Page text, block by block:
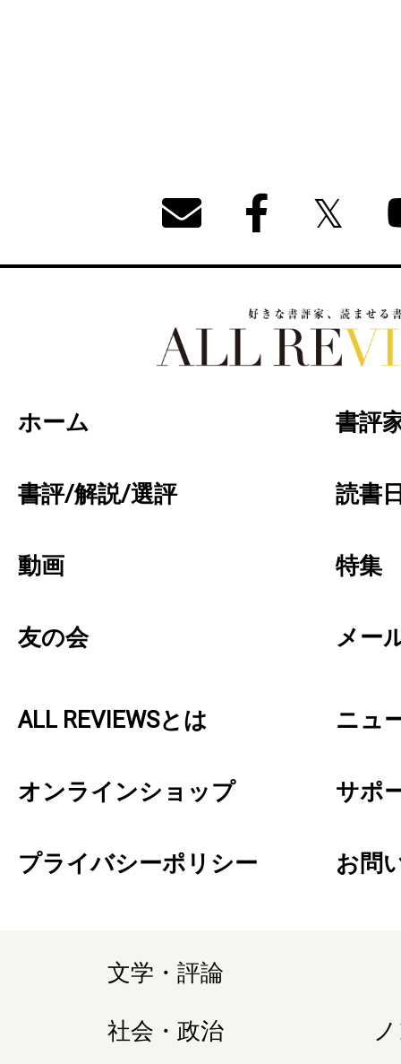
ホーム 書評
書評/解説/選評 読書
動画 特集
友の会 メー
ALL REVIEWSとは ニュ
オンラインショップ サポ
プライバシーポリシー お問
文学・評論
社会・政治